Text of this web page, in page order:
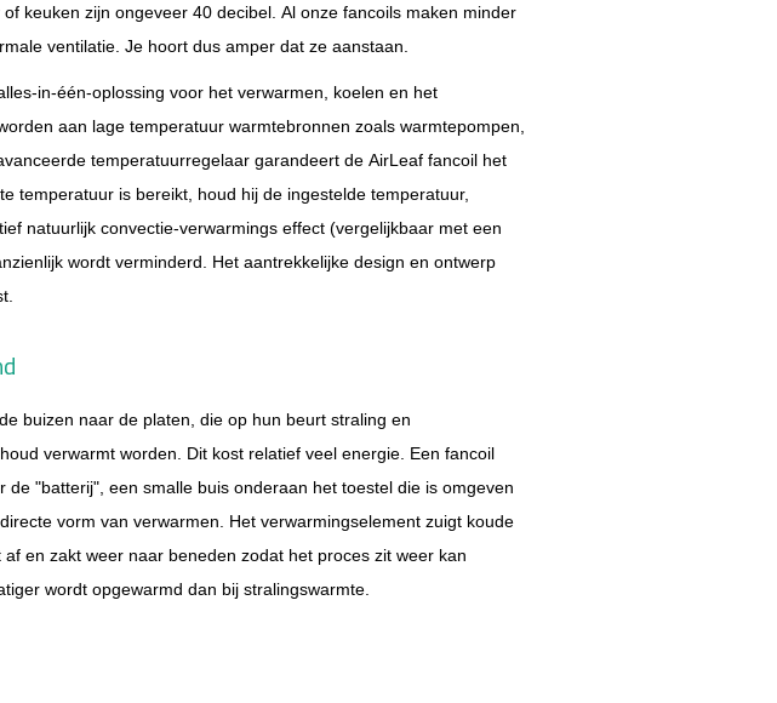
keuken zijn ongeveer 40 decibel. Al onze fancoils maken minder
ventilatie. Je hoort dus amper dat ze aanstaan.
in-één-oplossing voor het verwarmen, koelen en het
aan lage temperatuur warmtebronnen zoals warmtepompen,
temperatuurregelaar garandeert de AirLeaf fancoil het
temperatuur is bereikt, houd hij de ingestelde temperatuur,
natuurlijk convectie-verwarmings effect (vergelijkbaar met een
wordt verminderd. Het aantrekkelijke design en ontwerp
buizen naar de platen, die op hun beurt straling en
verwarmt worden. Dit kost relatief veel energie. Een fancoil
"batterij", een smalle buis onderaan het toestel die is omgeven
vorm van verwarmen. Het verwarmingselement zuigt koude
en zakt weer naar beneden zodat het proces zit weer kan
wordt opgewarmd dan bij stralingswarmte.